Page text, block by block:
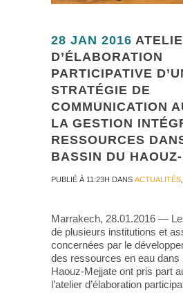
28 JAN 2016
D’ÉLABORATION
PARTICIPATIVE
STRATÉGIE DE
COMMUNICATION
LA GESTION
RESSOURCES
BASSIN DU
PUBLIÉ À 11:23H DANS ACTUALITÉS,
Marrakech, 28.01.2016 —
de plusieurs institutions et
concernées par le
des ressources en eau dans
Haouz-Mejjate ont pris part
l’atelier d’élaboration